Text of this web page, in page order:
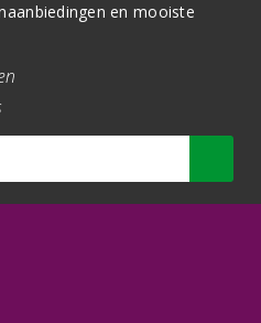
en mooiste